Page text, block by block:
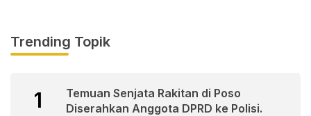
Trending Topik
1
Temuan Senjata Rakitan di Poso
Diserahkan Anggota DPRD ke Polisi.